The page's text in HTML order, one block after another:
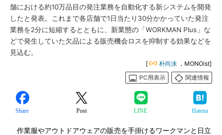
舗における約10万品目の発注業務を自動化する新システムを開発
したと発表。これまで各店舗で1日当たり30分かかっていた発注
業務を2分に短縮するとともに、新業態の「WORKMAN Plus」な
どで発生していた欠品による販売機会ロスを抑制する効果などを
見込む。
[ 朴尚洙 ，MONOist]
PC用表示
関連情報
Share Post LINE Hatena
作業服やアウトドアウェアの販売を手掛けるワークマンと日立